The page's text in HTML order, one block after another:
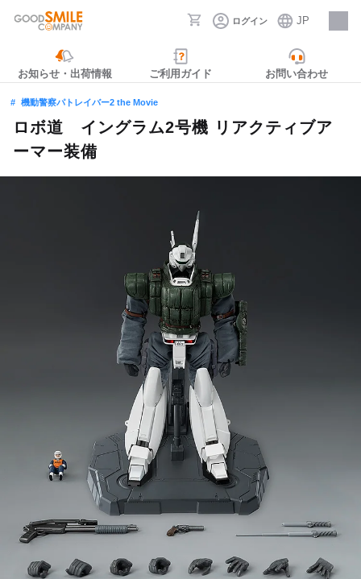
ログイン JP
採用情報
お知らせ・出荷情報 ご利用ガイド お問い合わせ
機動警察パトレイバー2 the Movie
ロボ道 イングラム2号機 リアクティブア
ーマー装備